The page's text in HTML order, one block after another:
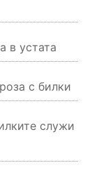
в устата
с билки
служи